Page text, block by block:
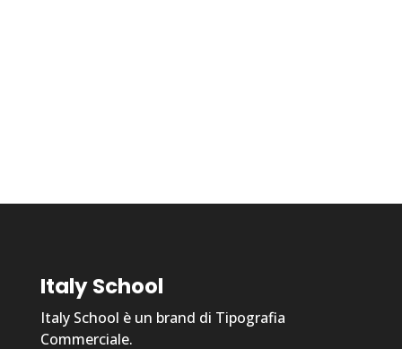
Italy School
Italy School è un brand di Tipografia
Commerciale.